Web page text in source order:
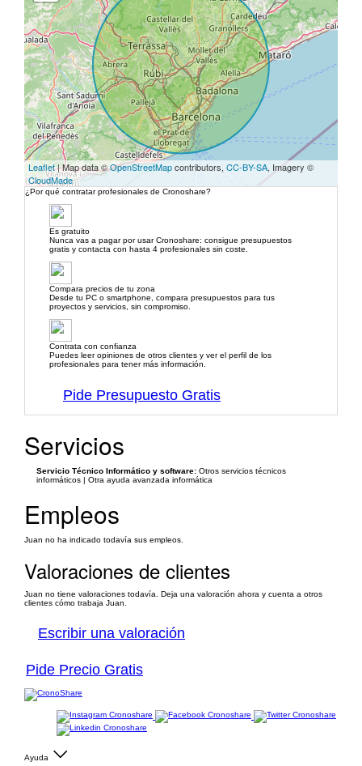
Leaflet| Map data ©OpenStreetMapcontributors, CC-BY-SA, Imagery ©
CloudMade
¿Por qué contratar profesionales de Cronoshare?
Es gratuito
Nunca vas a pagar por usar Cronoshare: consigue presupuestos
gratis y contacta con hasta 4 profesionales sin coste.
Compara precios de tu zona
Desde tu PC o smartphone, compara presupuestos para tus
proyectos y servicios, sin compromiso.
Contrata con confianza
Puedes leer opiniones de otros clientes y ver el perfil de los
profesionales para tener más información.
Pide Presupuesto Gratis
Servicios
Servicio Técnico Informático y software: Otros servicios técnicos
informáticos | Otra ayuda avanzada informática
Empleos
Juan no ha indicado todavía sus empleos.
Valoraciones de clientes
Juan no tiene valoraciones todavía. Deja una valoración ahora y cuenta a otros
clientes cómo trabaja Juan.
Escribir una valoración
Pide Precio Gratis
Ayuda